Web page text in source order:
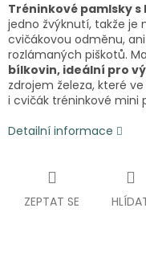
Tréninkové pamlsky
jedno žvýknutí, takže je
cvičákovou odměnu,
rozlámaných piškotů.
bílkovin, ideální pro
zdrojem železa, které
i cvičák tréninkové mini
Detailní informace
ZEPTAT SE